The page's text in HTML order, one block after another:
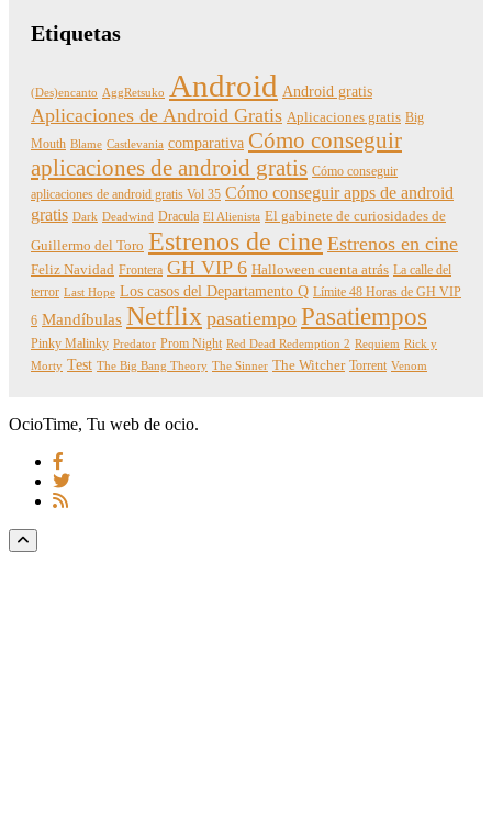
Etiquetas
(Des)encanto AggRetsuko Android Android gratis
Aplicaciones de Android Gratis Aplicaciones gratis Big
Mouth Blame Castlevania comparativa Cómo conseguir
aplicaciones de android gratis Cómo conseguir
aplicaciones de android gratis Vol 35 Cómo conseguir apps de android
gratis Dark Deadwind Dracula El Alienista El gabinete de curiosidades de
Guillermo del Toro Estrenos de cine Estrenos en cine
Feliz Navidad Frontera GH VIP 6 Halloween cuenta atrás La calle del
terror Last Hope Los casos del Departamento Q Límite 48 Horas de GH VIP
6 Mandíbulas Netflix pasatiempo Pasatiempos
Pinky Malinky Predator Prom Night Red Dead Redemption 2 Requiem Rick y
Morty Test The Big Bang Theory The Sinner The Witcher Torrent Venom
OcioTime, Tu web de ocio.